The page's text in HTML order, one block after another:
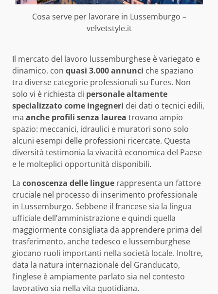
Cosa serve per lavorare in Lussemburgo –
velvetstyle.it
Il mercato del lavoro lussemburghese è variegato e
dinamico, con quasi 3.000 annunci che spaziano
tra diverse categorie professionali su Eures. Non
solo vi è richiesta di personale altamente
specializzato come ingegneri dei dati o tecnici edili,
ma anche profili senza laurea trovano ampio
spazio: meccanici, idraulici e muratori sono solo
alcuni esempi delle professioni ricercate. Questa
diversità testimonia la vivacità economica del Paese
e le molteplici opportunità disponibili.
La conoscenza delle lingue rappresenta un fattore
cruciale nel processo di inserimento professionale
in Lussemburgo. Sebbene il francese sia la lingua
ufficiale dell’amministrazione e quindi quella
maggiormente consigliata da apprendere prima del
trasferimento, anche tedesco e lussemburghese
giocano ruoli importanti nella società locale. Inoltre,
data la natura internazionale del Granducato,
l’inglese è ampiamente parlato sia nel contesto
lavorativo sia nella vita quotidiana.